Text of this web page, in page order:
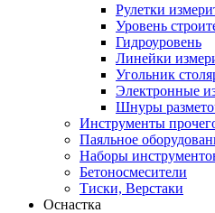
Рулетки
Уровень
Гидроуровень
Линейки
Угольник
Электронные
Шнуры
Инструменты
Паяльное
Наборы
Бетоносмесители
Тиски, Верстаки
Оснастка